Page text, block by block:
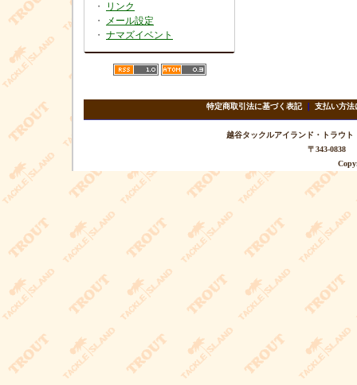
・
リンク
・
メール設定
・ ナマズイベント
特定商取引法に基づく表記｜ 支払い方法
越谷タックルアイランド・トラ
〒343-0838